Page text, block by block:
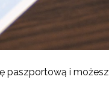
paszportową i możesz